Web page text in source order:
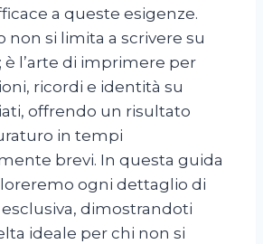
a queste esigenze.
non si limita a scrivere su
è l’arte di imprimere per
ricordi e identità su
offrendo un risultato
in tempi
brevi. In questa guida
ogni dettaglio di
dimostrandoti
ideale per chi non si